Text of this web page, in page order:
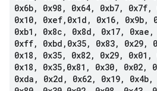
0x6b, 0x98 , 0x64, 0xb7, 0x7f,
0x10, 0xef, 0x1d , 0x16, 0x9b,
0xb1 , 0x8c , 0x8d , 0x17, 0xae ,
0xff, 0xbd , 0x35, 0x83, 0x29,
0x18 , 0x35, 0x82, 0x29, 0x01 ,
0x18 , 0x35, 0x81 , 0x30, 0x02,
0xda , 0x2d , 0x62, 0x19, 0x4b,